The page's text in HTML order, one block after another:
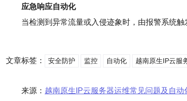
应急响应自动化
当检测到异常流量或入侵迹象时，由报警系统
文章标签： 安全防护 监控 自动化 越南原生IP云服
来源： 越南原生IP云服务器运维常见问题及自动